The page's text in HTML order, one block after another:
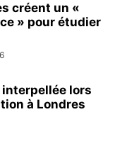
créent un «
» pour étudier
lors
à Londres